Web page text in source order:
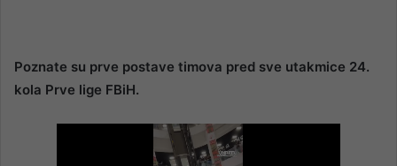
Poznate su prve postave timova pred sve utakmice 24.
kola Prve lige FBiH.